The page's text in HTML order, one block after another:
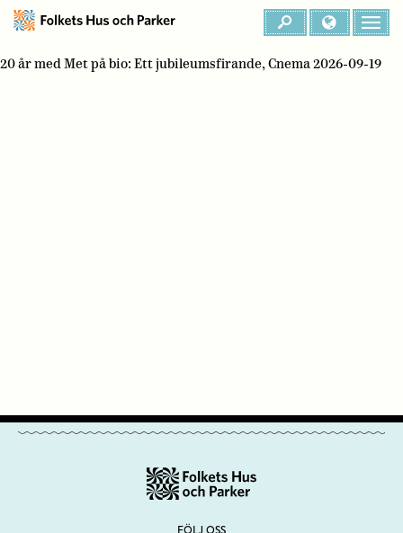
20 år med Met på bio: Ett jubileumsfirande, Cnema 2026-09-19